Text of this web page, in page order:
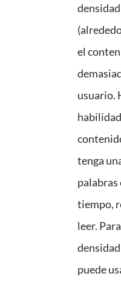
el
usuario.
tenga
palabras
tiempo,
leer.
puede